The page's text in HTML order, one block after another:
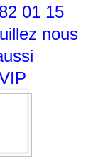
01 15
nous